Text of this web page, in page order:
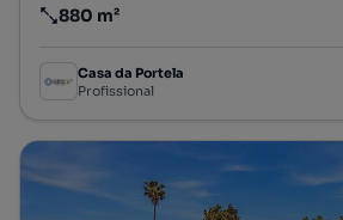
Preço por metro quadrado
880 m²
Casa da Portela
Profissional